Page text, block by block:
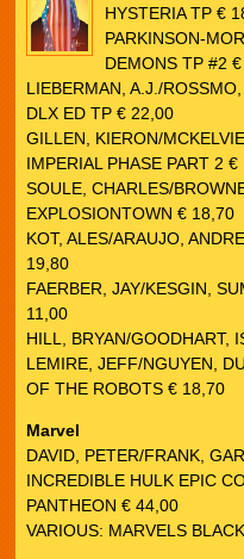
HYSTERIA TP €
PARKINSON-
DEMONS TP #2
LIEBERMAN, A.J./
DLX ED TP € 22,00
GILLEN, KIERON/
IMPERIAL PHASE PART 2 €
SOULE, CHARLES/
EXPLOSIONTOWN € 18,70
KOT, ALES/ARAUJO,
19,80
FAERBER, JAY/KESGIN,
11,00
HILL, BRYAN/GOODHART,
LEMIRE, JEFF/NGUYEN,
OF THE ROBOTS € 18,70
Marvel
DAVID, PETER/FRANK,
INCREDIBLE HULK EPIC
PANTHEON € 44,00
VARIOUS: MARVELS